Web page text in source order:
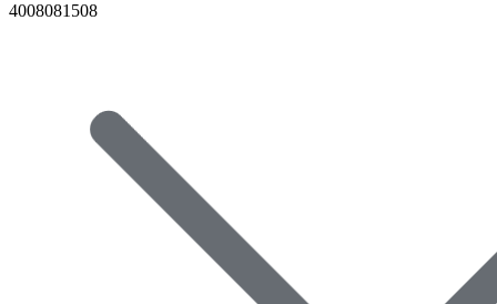
4008081508